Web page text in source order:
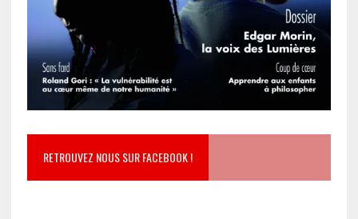
RETROUVEZ NOUS SUR FACEBOOK !